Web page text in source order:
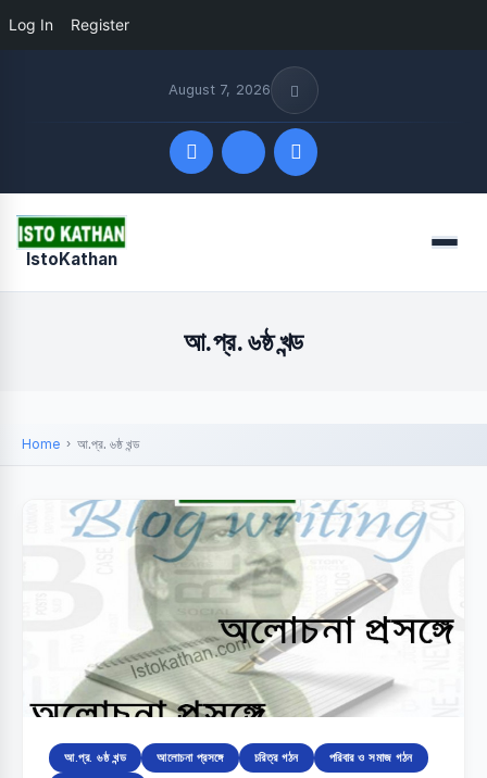
Log In Register
August 7, 2026
Quick Links
IstoKathan Menu
আ.প্র. ৬ষ্ঠ খন্ড
Home আ.প্র. ৬ষ্ঠ খন্ড
আ.প্র. ৬ষ্ঠ খন্ড আলোচনা প্রসঙ্গে চরিত্র গঠন
পরিবার ও সমাজ গঠন